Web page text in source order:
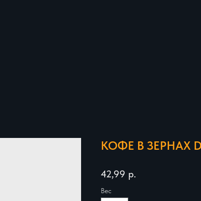
КОФЕ В ЗЕРНАХ
42,99 р.
Вес